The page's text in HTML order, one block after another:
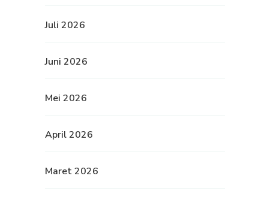
Juli 2026
Juni 2026
Mei 2026
April 2026
Maret 2026